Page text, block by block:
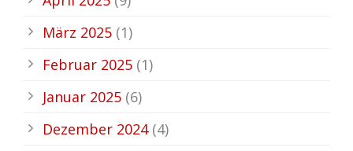
März 2025 (1)
Februar 2025 (1)
Januar 2025 (6)
Dezember 2024(4)